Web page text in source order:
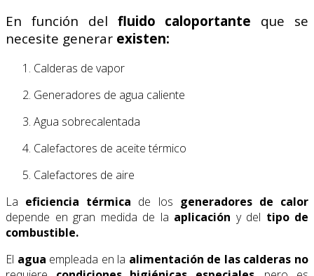
En función del fluido caloportante que se
necesite generar existen:
Calderas de vapor
Generadores de agua caliente
Agua sobrecalentada
Calefactores de aceite térmico
Calefactores de aire
La eficiencia térmica de los generadores de calor
depende en gran medida de la aplicación y del tipo de
combustible.
El agua empleada en la alimentación de las calderas no